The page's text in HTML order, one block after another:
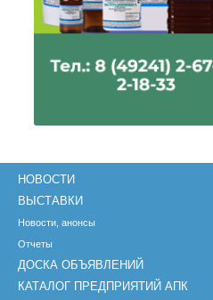
НОВОСТИ
ВЫСТАВКИ
Новости, анонсы
Отчеты
ДОСКА ОБЪЯВЛЕНИЙ
КАТАЛОГ ПРЕДПРИЯТИЙ АПК